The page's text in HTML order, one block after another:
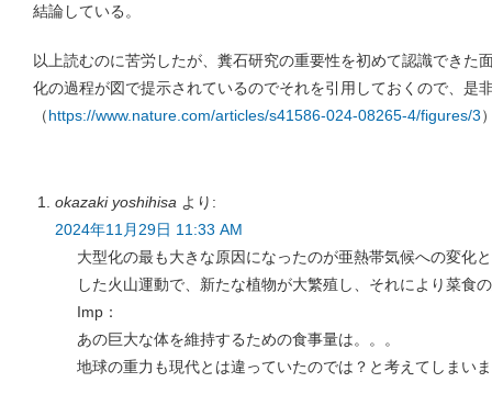
結論している。
以上読むのに苦労したが、糞石研究の重要性を初めて認識できた
化の過程が図で提示されているのでそれを引用しておくので、是
（https://www.nature.com/articles/s41586-024-08265-4/figures/3
okazaki yoshihisa より:
2024年11月29日 11:33 AM
大型化の最も大きな原因になったのが亜熱帯気候への変化
した火山運動で、新たな植物が大繁殖し、それにより菜食
Imp：
あの巨大な体を維持するための食事量は。。。
地球の重力も現代とは違っていたのでは？と考えてしまい